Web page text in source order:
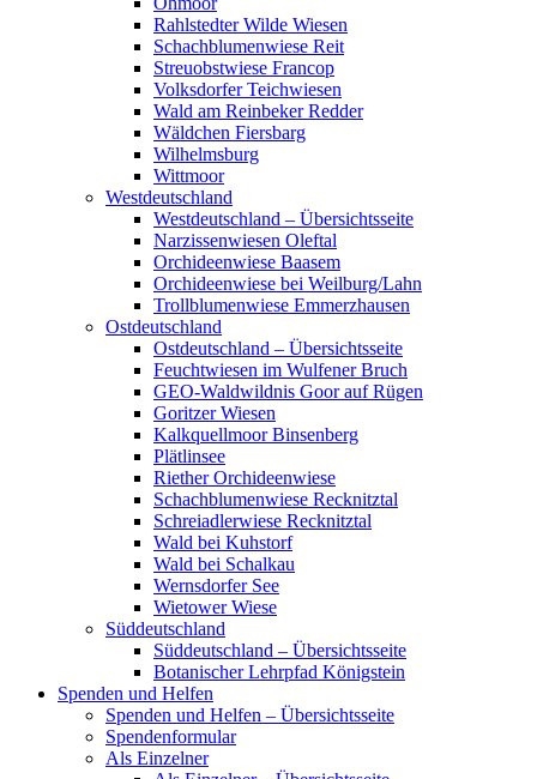
Rahlstedter Wilde Wiesen
Schachblumenwiese Reit
Streuobstwiese Francop
Volksdorfer Teichwiesen
Wald am Reinbeker Redder
Wäldchen Fiersbarg
Wilhelmsburg
Wittmoor
Westdeutschland
Westdeutschland – Übersichtsseite
Narzissenwiesen Oleftal
Orchideenwiese Baasem
Orchideenwiese bei Weilburg/Lahn
Trollblumenwiese Emmerzhausen
Ostdeutschland
Ostdeutschland – Übersichtsseite
Feuchtwiesen im Wulfener Bruch
GEO-Waldwildnis Goor auf Rügen
Goritzer Wiesen
Kalkquellmoor Binsenberg
Plätlinsee
Riether Orchideenwiese
Schachblumenwiese Recknitztal
Schreiadlerwiese Recknitztal
Wald bei Kuhstorf
Wald bei Schalkau
Wernsdorfer See
Wietower Wiese
Süddeutschland
Süddeutschland – Übersichtsseite
Botanischer Lehrpfad Königstein
Spenden und Helfen
Spenden und Helfen – Übersichtsseite
Spendenformular
Als Einzelner